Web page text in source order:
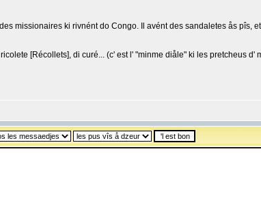
missionaires ki rivnént do Congo. Il avént des sandaletes ås pîs,
[Récollets], di curé... (c' est l' "minme diåle" ki les pretcheus d'